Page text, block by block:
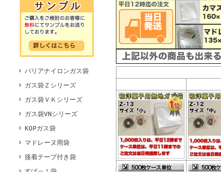
バリアナイロンガス袋
ガス袋Ｚシリーズ
ガス袋ＶＫシリーズ
ガス袋VNシリーズ
KOPガス袋
マドレーヌ用袋
接着テープ付き袋